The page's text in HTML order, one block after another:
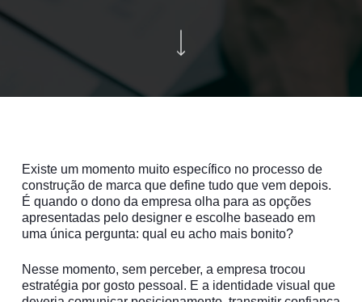
Existe um momento muito específico no processo de
construção de marca que define tudo que vem depois.
É quando o dono da empresa olha para as opções
apresentadas pelo designer e escolhe baseado em
uma única pergunta: qual eu acho mais bonito?
Nesse momento, sem perceber, a empresa trocou
estratégia por gosto pessoal. E a identidade visual que